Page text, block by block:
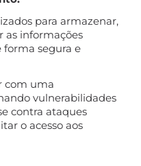
para armazenar,
as informações
segura e
com uma
vulnerabilidades
contra ataques
o acesso aos